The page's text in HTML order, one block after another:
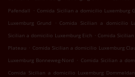
Pafendall . Comida Sicilian a domicilio Luxemburg
Luxemburg Grund
. Comida Sicilian a domicilio
Sicilian a domicilio Luxemburg Eich . Comida
Plateau . Comida Sicilian a domicilio Luxemburg
Luxemburg Bonneweg-Nord . Comida Sicilian a
Comida Sicilian a domicilio Luxemburg